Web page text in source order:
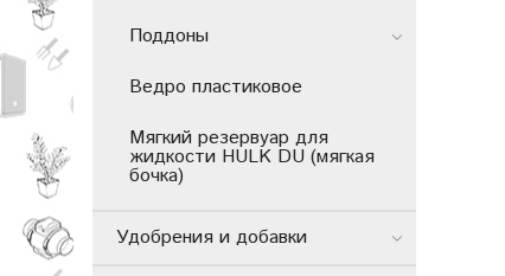
Поддоны
Ведро пластиковое
Мягкий резервуар для
жидкости HULK DU (мягкая
бочка)
Удобрения и добавки